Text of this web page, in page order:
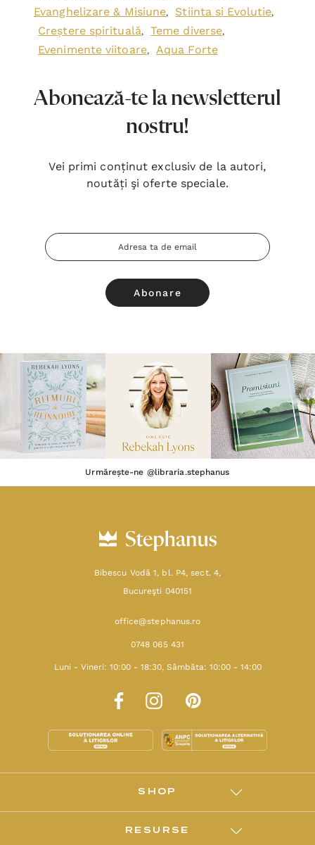
Evanghelizare & Misiune, Stiinta si Evolutie,
Creștere spirituală, Teme diverse,
Evenimente viitoare, Aqua Forte
Abonează-te la newsletterul
nostru!
Vei primi conținut exclusiv de la autori,
noutăți şi oferte speciale.
Adresa
Email
Urmărește-ne @libraria.stephanus
Bibescu Vodă 1, bl. P4, sect. 4,
Bucureşti 040151
office@stephanus.ro
0748 065 431
Luni - Vineri: 10:00 - 18:30, Sâmbăta: 10:00 - 14:00
SHOP
RESURSE